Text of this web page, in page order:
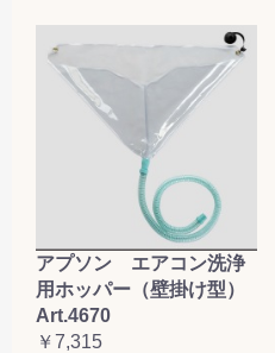
アプソン エアコン洗浄
用ホッパー（壁掛け型）
Art.4670
￥7,315